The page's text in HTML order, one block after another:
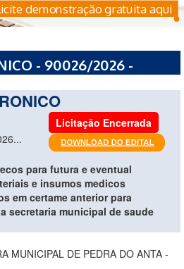
demonstração gratuita aqui
- 90026/2026 -
Licitação Encerrada
para futura e eventual
e insumos medicos
em certame anterior para
secretaria municipal de saude
MUNICIPAL DE PEDRA DO ANTA -